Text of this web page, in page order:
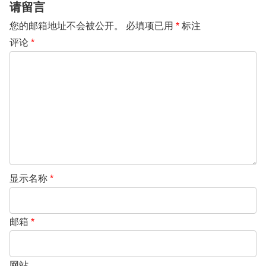
请留言
您的邮箱地址不会被公开。 必填项已用 * 标注
评论 *
显示名称 *
邮箱 *